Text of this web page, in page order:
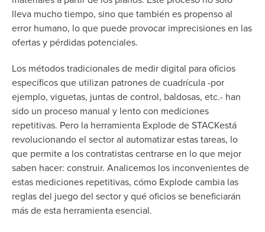
lleva mucho tiempo, sino que también es propenso al
error humano, lo que puede provocar imprecisiones en las
ofertas y pérdidas potenciales.
Los métodos tradicionales de medir digital para oficios
específicos que utilizan patrones de cuadrícula -por
ejemplo, viguetas, juntas de control, baldosas, etc.- han
sido un proceso manual y lento con mediciones
repetitivas. Pero la herramienta Explode de STACKestá
revolucionando el sector al automatizar estas tareas, lo
que permite a los contratistas centrarse en lo que mejor
saben hacer: construir. Analicemos los inconvenientes de
estas mediciones repetitivas, cómo Explode cambia las
reglas del juego del sector y qué oficios se beneficiarán
más de esta herramienta esencial.